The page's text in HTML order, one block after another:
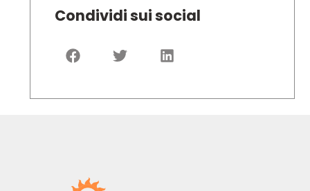
Condividi sui social